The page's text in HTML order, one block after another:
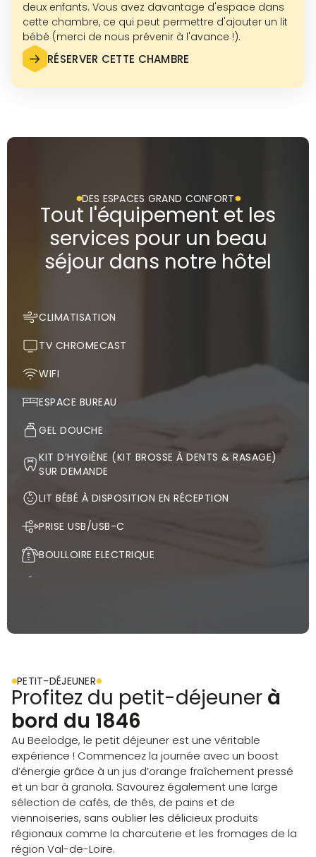
VOIR PLUS DE PHOTOS
deux enfants. Vous avez davantage d'espace dans
cette chambre, ce qui peut permettre d'ajouter un lit
bébé (merci de nous prévenir à l'avance !).
RÉSERVER CETTE CHAMBRE
DES ESPACES GRAND CONFORT
Tout l'équipement et les
services pour un beau
séjour dans notre hôtel
CLIMATISATION
TV CHROMECAST
WIFI
ESPACE BUREAU
GEL DOUCHE
KIT D’HYGIÈNE (KIT BROSSE À DENTS & RASAGE)
SUR DEMANDE
LIT BÉBÉ À DISPOSITION EN RÉCEPTION
PRISE USB/USB-C
BOULLOIRE ELECTRIQUE
PETIT-DÉJEUNER
Profitez du petit-déjeuner à
bord du 1846
Au Beelodge, le petit déjeuner est une véritable
expérience ! Commencez la journée avec un boost
d’énergie grâce à un jus d’orange fraîchement pressé
et un bar à granola. Savourez également une large
sélection de cafés, de thés, de pains et de
viennoiseries, sans oublier les délicieux produits
régionaux comme la charcuterie et les fromages de la
région Val-de-Loire.